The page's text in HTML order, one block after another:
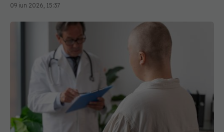
09 iun 2026, 15:37